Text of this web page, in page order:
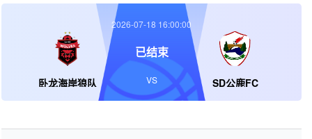
卧龙海岸狼队 SD公鹿FC
2026-07-18 16:00:00
已结束
VS